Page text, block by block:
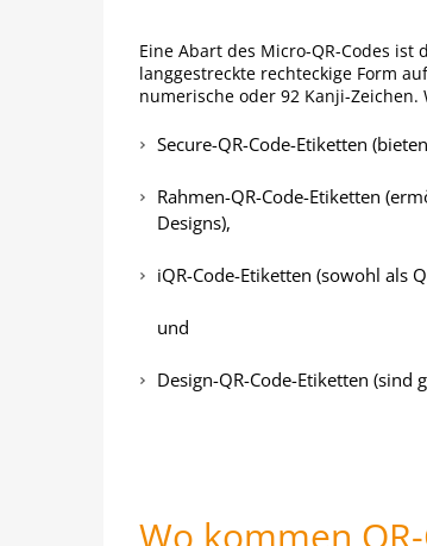
Eine Abart des Micro-QR-Codes
langgestreckte rechteckige Form
numerische oder 92 Kanji-Zeichen.
Secure-QR-Code-Etiketten
Rahmen-QR-Code-Etiketten
Designs),
iQR-Code-Etiketten (sowohl als
und
Design-QR-Code-Etiketten (sind
Wo kommen